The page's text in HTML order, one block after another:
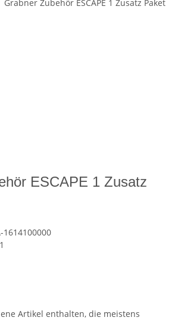
ESCAPE 1 Zusatz
1614100000
Artikel enthalten, die meistens